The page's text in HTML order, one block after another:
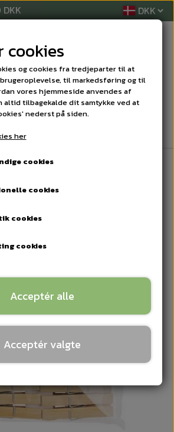
DKK
CAMPING
cookies
og cookies fra tredjeparter til at
til markedsføring og til
vores hjemmeside anvendes af
altid tilbagekalde dit samtykke ved at
nederst på siden.
her
cookies
cookies
cookies
cookies
Acceptér alle
Acceptér valgte